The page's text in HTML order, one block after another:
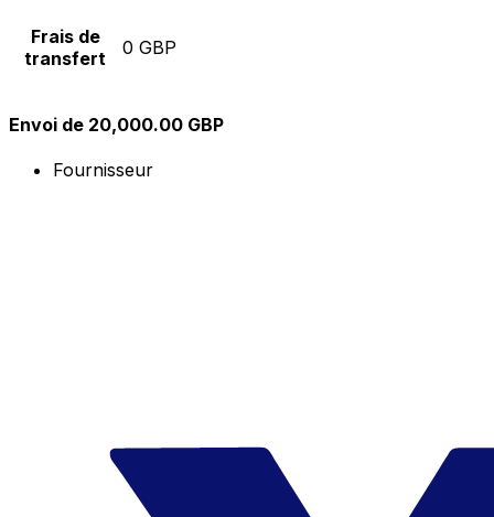
Frais de
transfert
0 GBP
Envoi de 20,000.00 GBP
Fournisseur